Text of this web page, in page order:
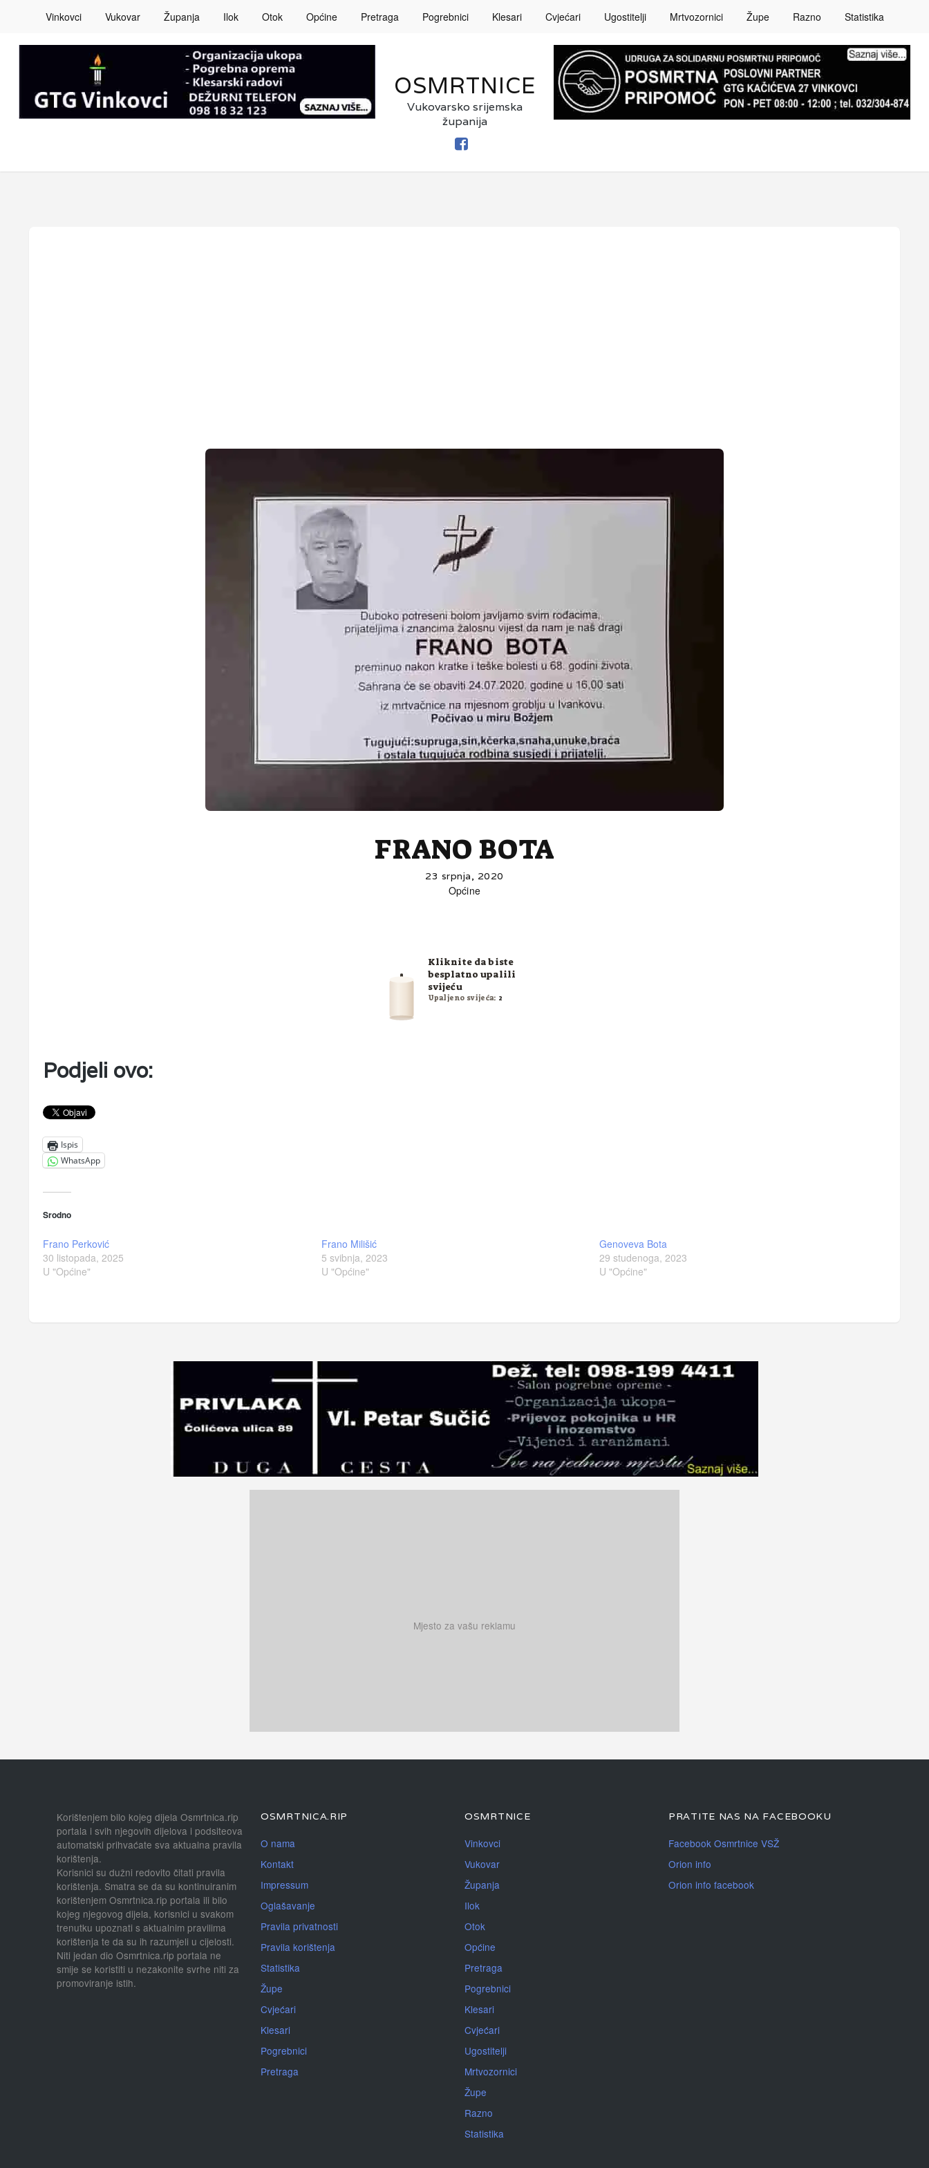
Vinkovci Vukovar Županja Ilok Otok Općine Pretraga Pogrebnici Klesari Cvjećari Ugostitelji Mrtvozornici Župe Razno Statistika
OSMRTNICE
Vukovarsko srijemska
županija
FRANO BOTA
23 srpnja, 2020
Općine
Kliknite da biste
besplatno upalili
svijeću
Upaljeno svijeća: 2
Podjeli ovo:
Ispis
WhatsApp
Srodno
Frano Perković
30 listopada, 2025
U "Općine"
Frano Milišić
5 svibnja, 2023
U "Općine"
Genoveva Bota
29 studenoga, 2023
U "Općine"
Mjesto za vašu reklamu
Korištenjem bilo kojeg dijela Osmrtnica.rip
portala i svih njegovih dijelova i podsiteova
automatski prihvaćate sva aktualna pravila
korištenja.
Korisnici su dužni redovito čitati pravila
korištenja. Smatra se da su kontinuiranim
korištenjem Osmrtnica.rip portala ili bilo
kojeg njegovog dijela, korisnici u svakom
trenutku upoznati s aktualnim pravilima
korištenja te da su ih razumjeli u cijelosti.
Niti jedan dio Osmrtnica.rip portala ne
smije se koristiti u nezakonite svrhe niti za
promoviranje istih.
OSMRTNICA.RIP
O nama
Kontakt
Impressum
Oglašavanje
Pravila privatnosti
Pravila korištenja
Statistika
Župe
Cvjećari
Klesari
Pogrebnici
Pretraga
OSMRTNICE
Vinkovci
Vukovar
Županja
Ilok
Otok
Općine
Pretraga
Pogrebnici
Klesari
Cvjećari
Ugostitelji
Mrtvozornici
Župe
Razno
Statistika
PRATITE NAS NA FACEBOOKU
Facebook Osmrtnice VSŽ
Orion info
Orion info facebook